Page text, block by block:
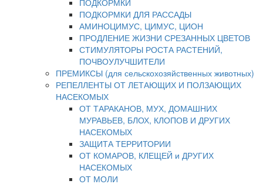
ПОДКОРМКИ
ПОДКОРМКИ ДЛЯ РАССАДЫ
АМИНОЦИМУС, ЦИМУС, ЦИОН
ПРОДЛЕНИЕ ЖИЗНИ СРЕЗАННЫХ ЦВЕТОВ
СТИМУЛЯТОРЫ РОСТА РАСТЕНИЙ,
ПОЧВОУЛУЧШИТЕЛИ
ПРЕМИКСЫ (для сельскохозяйственных животных)
РЕПЕЛЛЕНТЫ ОТ ЛЕТАЮЩИХ И ПОЛЗАЮЩИХ
НАСЕКОМЫХ
ОТ ТАРАКАНОВ, МУХ, ДОМАШНИХ
МУРАВЬЕВ, БЛОХ, КЛОПОВ И ДРУГИХ
НАСЕКОМЫХ
ЗАЩИТА ТЕРРИТОРИИ
ОТ КОМАРОВ, КЛЕЩЕЙ и ДРУГИХ
НАСЕКОМЫХ
ОТ МОЛИ